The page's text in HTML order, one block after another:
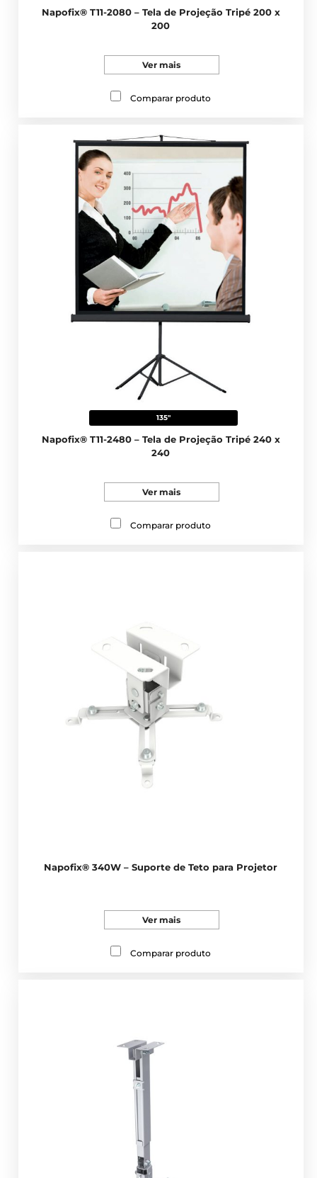
Napofix® T11-2080 – Tela de Projeção Tripé 200 x
200
Ver mais
Comparar produto
135"
Napofix® T11-2480 – Tela de Projeção Tripé 240 x
240
Ver mais
Comparar produto
Napofix® 340W – Suporte de Teto para Projetor
Ver mais
Comparar produto